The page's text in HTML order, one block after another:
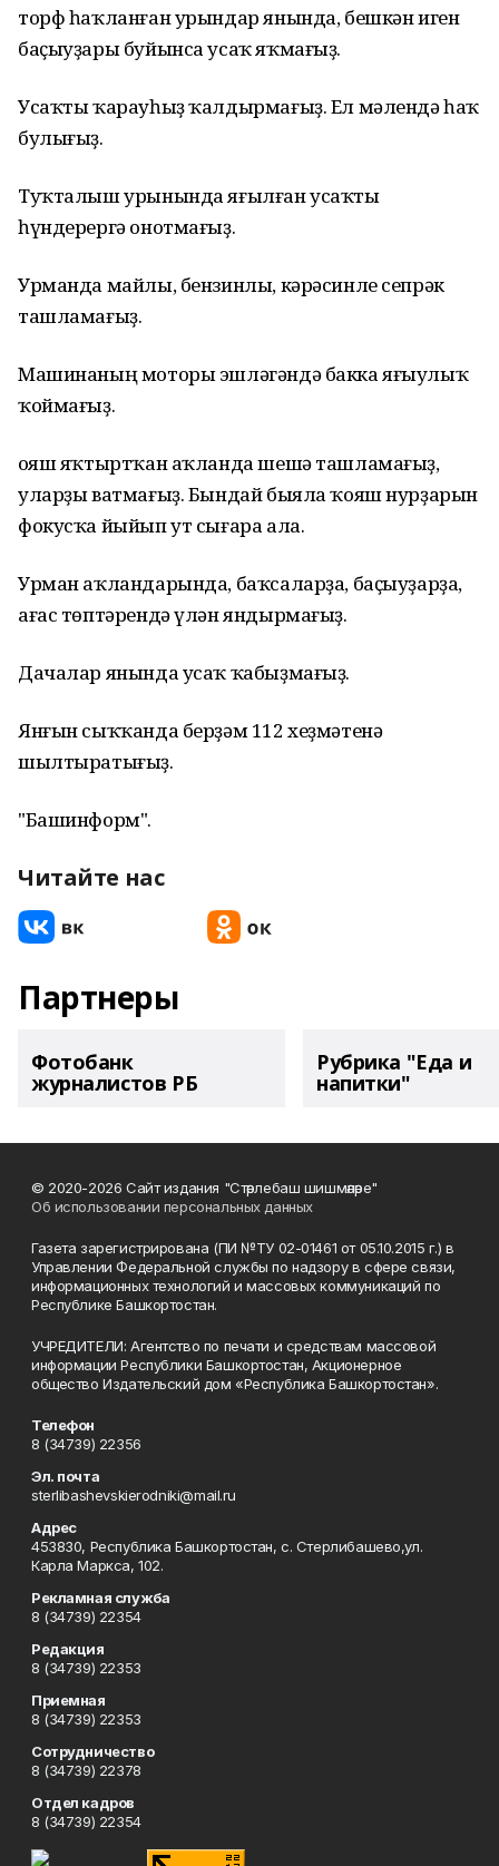
торф һаҡланған урындар янында, бешкән иген
баҫыуҙары буйынса усаҡ яҡмағыҙ.
Усаҡты ҡарауһыҙ ҡалдырмағыҙ. Ел мәлендә һаҡ
булығыҙ.
Туҡталыш урынында яғылған усаҡты
һүндерергә онотмағыҙ.
Урманда майлы, бензинлы, кәрәсинле сепрәк
ташламағыҙ.
Машинаның моторы эшләгәндә бакка яғыулыҡ
ҡоймағыҙ.
Ҡояш яҡтыртҡан аҡланда шешә ташламағыҙ,
уларҙы ватмағыҙ. Бындай быяла ҡояш нурҙарын
фокусҡа йыйып ут сығара ала.
Урман аҡландарында, баҡсаларҙа, баҫыуҙарҙа,
ағас төптәрендә үлән яндырмағыҙ.
Дачалар янында усаҡ ҡабыҙмағыҙ.
Янғын сыҡҡанда берҙәм 112 хеҙмәтенә
шылтыратығыҙ.
"Башинформ".
Читайте нас
Партнеры
Фотобанк
журналистов РБ
Рубрика "Еда и
напитки"
© 2020-2026 Сайт издания "Стәрлебаш шишмәләре"
Об использовании персональных данных
Газета зарегистрирована (ПИ №ТУ 02-01461 от 05.10.2015 г.) в
Управлении Федеральной службы по надзору в сфере связи,
информационных технологий и массовых коммуникаций по
Республике Башкортостан.
УЧРЕДИТЕЛИ: Агентство по печати и средствам массовой
информации Республики Башкортостан, Акционерное
общество Издательский дом «Республика Башкортостан».
Телефон
8 (34739) 22356
Эл. почта
sterlibashevskierodniki@mail.ru
Адрес
453830, Республика Башкортостан, c. Стерлибашево,ул.
Карла Маркса, 102.
Рекламная служба
8 (34739) 22354
Редакция
8 (34739) 22353
Приемная
8 (34739) 22353
Сотрудничество
8 (34739) 22378
Отдел кадров
8 (34739) 22354